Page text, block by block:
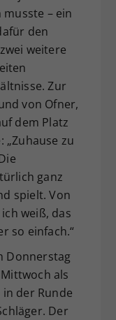
– ein
den
weitere
Zur
von Ofner,
dem Platz
zu
ganz
spielt. Von
weiß, das
so einfach.“
Donnerstag
als
der Runde
Der